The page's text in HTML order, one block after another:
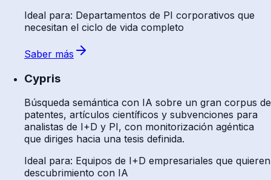
Ideal para: Departamentos de PI corporativos que
necesitan el ciclo de vida completo
Saber más
Cypris
Búsqueda semántica con IA sobre un gran corpus de
patentes, artículos científicos y subvenciones para
analistas de I+D y PI, con monitorización agéntica
que diriges hacia una tesis definida.
Ideal para: Equipos de I+D empresariales que quieren
descubrimiento con IA